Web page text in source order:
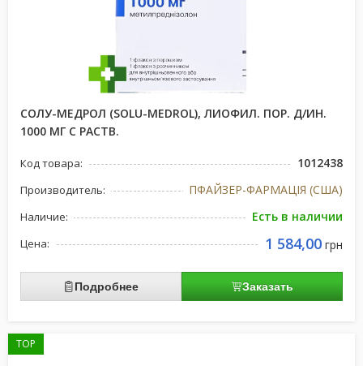
СОЛУ-МЕДРОЛ (SOLU-MEDROL), ЛИОФИЛ. ПОР. Д/ИН.
1000 МГ С РАСТВ.
Код товара: 1012438
Производитель: ПФАЙЗЕР-ФАРМАЦІЯ (США)
Наличие: Есть в наличии
Цена: 1 584,00 грн
Подробнее Заказать
TOP